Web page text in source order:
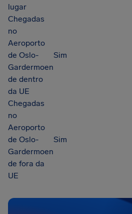
lugar
Chegadas
no
Aeroporto
de Oslo-
Gardermoen
de dentro
da UE
Sim
Chegadas
no
Aeroporto
de Oslo-
Gardermoen
de fora da
UE
Sim